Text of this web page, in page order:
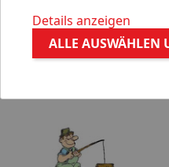
Details anzeigen
ALLE AUSWÄHLEN